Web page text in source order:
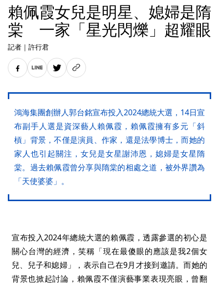
賴佩霞女兒是明星、媳婦是隋
棠 一家「星光閃爍」超耀眼
記者 ｜ 許行君
鴻海集團創辦人郭台銘宣布投入2024總統大選，14日宣
布副手人選是資深藝人賴佩霞，賴佩霞擁有多元「斜
槓」背景，不僅是演員、作家，還是法學博士，而她的
家人也引起關注，女兒是女星謝沛恩，媳婦是女星隋
棠。過去賴佩霞曾分享與隋棠的相處之道，被外界讚為
「天使婆婆」。
宣布投入2024年總統大選的賴佩霞，透露參選的初心是
關心台灣的經濟，笑稱「現在最傻眼的應該是我2個女
兒、兒子和媳婦」，表示自己在9月才接到邀請。而她的
背景也掀起討論，賴佩霞不僅演藝事業表現亮眼，曾翻